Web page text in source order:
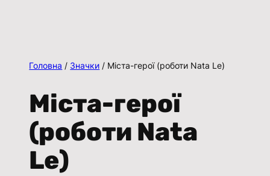
Головна / Значки / Міста-герої (роботи Nata Le)
Міста-герої
(роботи Nata
Le)